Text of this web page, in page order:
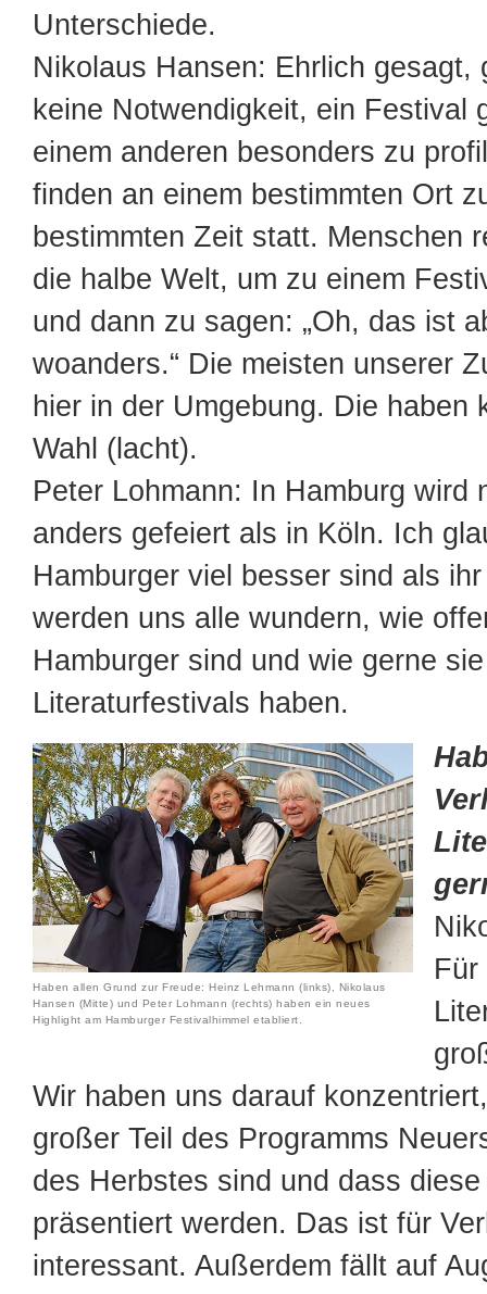
Unterschiede.
Nikolaus Hansen: Ehrlich gesagt,
keine Notwendigkeit, ein Festival
einem anderen besonders zu
finden an einem bestimmten Ort
bestimmten Zeit statt. Menschen
die halbe Welt, um zu einem
und dann zu sagen: „Oh, das ist
woanders.“ Die meisten unserer
hier in der Umgebung. Die haben
Wahl (lacht).
Peter Lohmann: In Hamburg wird
anders gefeiert als in Köln. Ich
Hamburger viel besser sind als
werden uns alle wundern, wie
Hamburger sind und wie gerne sie
Literaturfestivals haben.
Haben allen Grund zur Freude: Heinz Lehmann (links), Nikolaus
Hansen (Mitte) und Peter Lohmann (rechts) haben ein neues
Highlight am Hamburger Festivalhimmel etabliert.
Für
Wir haben uns darauf
großer Teil des Programms
des Herbstes sind und dass
präsentiert werden. Das ist für
interessant. Außerdem fällt auf